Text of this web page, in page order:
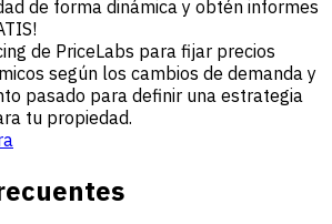
de forma dinámica y obtén informes
de PriceLabs para fijar precios
según los cambios de demanda y
pasado para definir una estrategia
tu propiedad.